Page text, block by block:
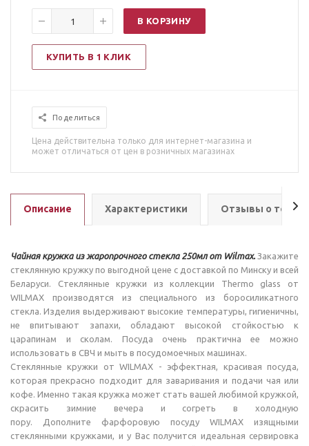
В КОРЗИНУ
КУПИТЬ В 1 КЛИК
Поделиться
Цена действительна только для интернет-магазина и
может отличаться от цен в розничных магазинах
Описание Характеристики Отзывы о
Чайная кружка из жаропрочного стекла 250мл от Wilmax. Закажите
стеклянную кружку по выгодной цене с доставкой по Минску и всей
Беларуси.
Стеклянные
кружки из коллекции Thermo glass от
WILMAX производятся из специального из боросиликатного
стекла. Изделия выдерживают высокие температуры, гигиеничны,
не впитывают запахи, обладают высокой стойкостью к
царапинам и сколам. Посуда очень практична ее можно
использовать в СВЧ и мыть в посудомоечных машинах.
Стеклянные кружки от WILMAX - эффектная, красивая посуда,
которая прекрасно подходит для заваривания и подачи чая или
кофе. Именно такая кружка может стать вашей любимой кружкой,
скрасить зимние вечера и согреть в холодную
пору. Дополните фарфоровую посуду WILMAX изящными
стеклянными кружками, и у Вас получится идеальная сервировка